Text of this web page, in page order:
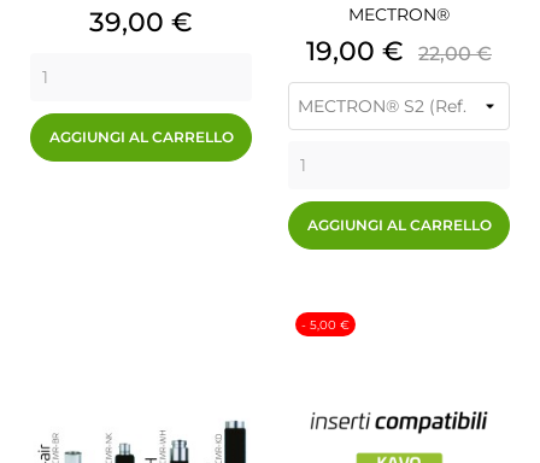
Prezzo
39,00 €
AGGIUNGI AL CARRELLO
MECTRON®
Prezzo
19,00 € Prezzo
base
22,00 €
AGGIUNGI AL CARRELLO
- 5,00 €